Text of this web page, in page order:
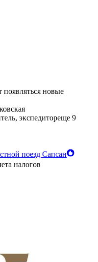
новые
экспедитореще 9
поезд Сапсан
налогов